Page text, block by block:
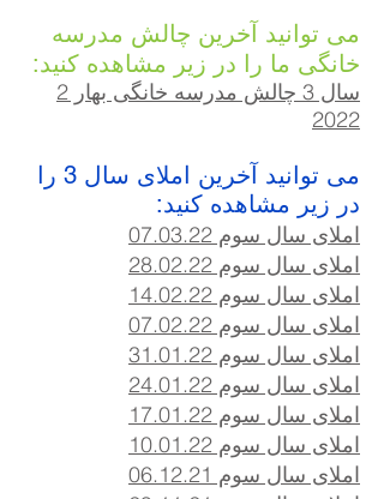
می توانید آخرین چالش مدرسه
خانگی ما را در زیر مشاهده کنید:
سال 3 چالش مدرسه خانگی بهار 2
2022
می توانید آخرین املای سال 3 را
در زیر مشاهده کنید:
املای سال سوم 07.03.22
املای سال سوم 28.02.22
املای سال سوم 14.02.22
املای سال سوم 07
.02.22
املای سال سوم 31.01.22
املای سال سوم 24.01.22
املای سال سوم 17.01.22
املای سال سوم 10.01.22
املای سال سوم 06.12.21